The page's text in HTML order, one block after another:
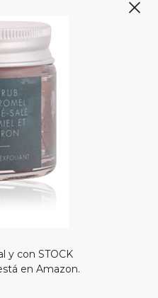
y con STOCK
en Amazon.